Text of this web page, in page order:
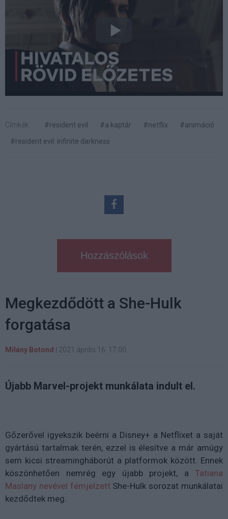
Címkék: #resident evil #a kaptár #netflix
#animáció
#resident evil: infinite darkness
Hozzászólások
Megkezdődött a She-Hulk
forgatása
Milány Botond 2021 április 16. 17:00
Újabb Marvel-projekt munkálata indult el.
Gőzerővel igyekszik beérni a Disney+ a Netflixet a saját
gyártású tartalmak terén, ezzel is élesítve a már amúgy
sem kicsi streamingháborút a platformok között. Ennek
köszönhetően nemrég egy újabb projekt, a Tatiana
Maslany nevével fémjelzett She-Hulk sorozat munkálatai
kezdődtek meg.